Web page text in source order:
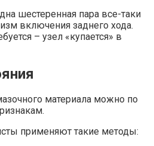
шестеренная пара все-таки
включения заднего хода.
– узел «купается» в
материала можно по
применяют такие методы: